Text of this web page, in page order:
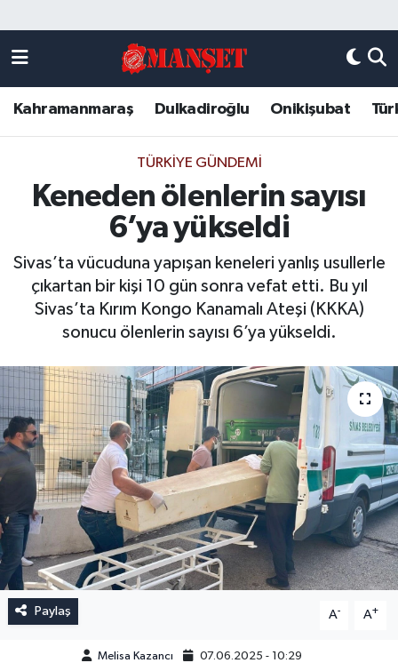
Kahramanmaraş Dulkadiroğlu Onikişubat
TÜRKIYE GÜNDEMI
Keneden ölenlerin sayısı
6’ya yükseldi
Sivas’ta vücuduna yapışan keneleri yanlış usullerle
çıkartan bir kişi 10 gün sonra vefat etti. Bu yıl
Sivas’ta Kırım Kongo Kanamalı Ateşi (KKKA)
sonucu ölenlerin sayısı 6’ya yükseldi.
Paylaş A- A+
Melisa Kazancı 07.06.2025 - 10:29
DULKADİROĞLU
KAHRAMANMARAŞ
ONİKİŞUBAT
Künye
Kahramanmaraş Nöbetçi Eczaneler
Kahramanmaraş Hava Durumu
Kahramanmaraş Trafik Yoğunluk Haritası
Süper Lig Puan Durumu ve Fikstür
Son Dakika Haberleri
Haber Arşivi